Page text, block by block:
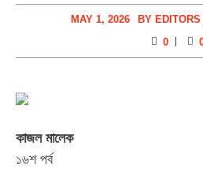
MAY 1, 2026 BY EDITORS
0
কাজল মালেক
১৬শ পর্ব